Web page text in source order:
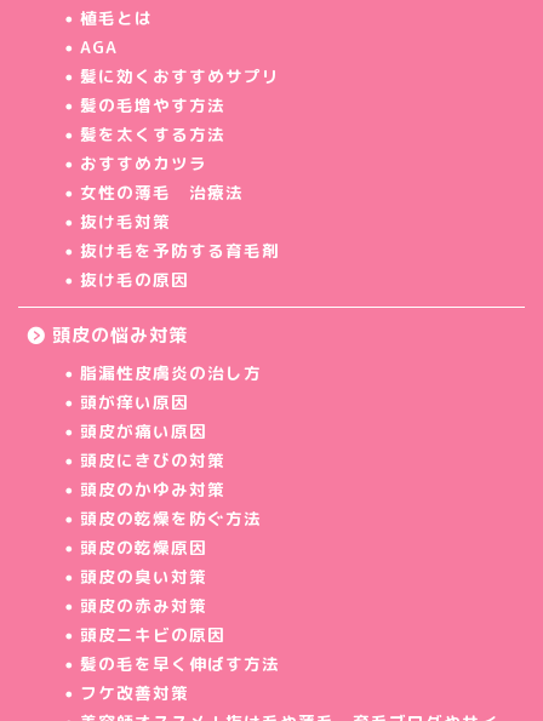
植毛とは
AGA
髪に効くおすすめサプリ
髪の毛増やす方法
髪を太くする方法
おすすめカツラ
女性の薄毛 治療法
抜け毛対策
抜け毛を予防する育毛剤
抜け毛の原因
頭皮の悩み対策
脂漏性皮膚炎の治し方
頭が痒い原因
頭皮が痛い原因
頭皮にきびの対策
頭皮のかゆみ対策
頭皮の乾燥を防ぐ方法
頭皮の乾燥原因
頭皮の臭い対策
頭皮の赤み対策
頭皮ニキビの原因
髪の毛を早く伸ばす方法
フケ改善対策